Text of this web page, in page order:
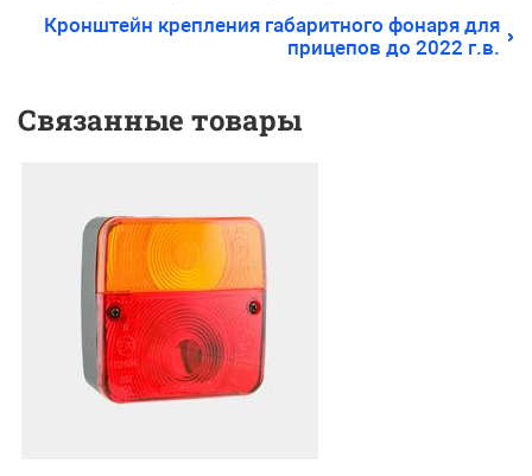
Кронштейн крепления габаритного фонаря для
прицепов до 2022 г.в.
Связанные товары